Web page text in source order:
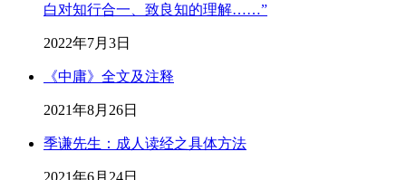
白对知行合一、致良知的理解……”
2022年7月3日
《中庸》全文及注释
2021年8月26日
季谦先生：成人读经之具体方法
2021年6月24日